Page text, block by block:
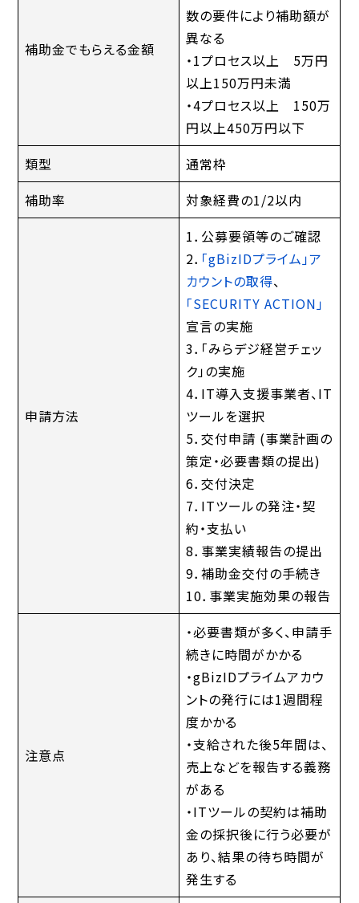
補助金でもらえる金額
数の要件により補助額が
異なる
・1プロセス以上 5万円
以上150万円未満
・4プロセス以上 150万
円以上450万円以下
類型
通常枠
補助率
対象経費の1/2以内
申請方法
1．公募要領等のご確認
2． 「gBizIDプライム」ア
カウントの取得、
「SECURITY ACTION」
宣言の実施
3．「みらデジ経営チェッ
ク」の実施
4．IT導入支援事業者、IT
ツールを選択
5．交付申請 (事業計画の
策定・必要書類の提出)
6．交付決定
7．ITツールの発注・契
約・支払い
8．事業実績報告の提出
9．補助金交付の手続き
10．事業実施効果の報告
注意点
・必要書類が多く、申請手
続きに時間がかかる
・gBizIDプライムアカウ
ントの発行には1週間程
度かかる
・支給された後5年間は、
売上などを報告する義務
がある
・ITツールの契約は補助
金の採択後に行う必要が
あり、結果の待ち時間が
発生する